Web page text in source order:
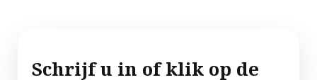
Schrijf u in of klik op de